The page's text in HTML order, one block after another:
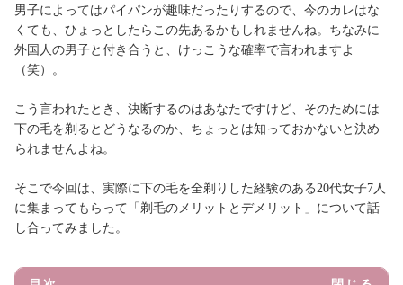
男子によってはパイパンが趣味だったりするので、今のカレはな
くても、ひょっとしたらこの先あるかもしれませんね。ちなみに
外国人の男子と付き合うと、けっこうな確率で言われますよ
（笑）。
こう言われたとき、決断するのはあなたですけど、そのためには
下の毛を剃るとどうなるのか、ちょっとは知っておかないと決め
られませんよね。
そこで今回は、実際に下の毛を全剃りした経験のある20代女子7人
に集まってもらって「剃毛のメリットとデメリット」について話
し合ってみました。